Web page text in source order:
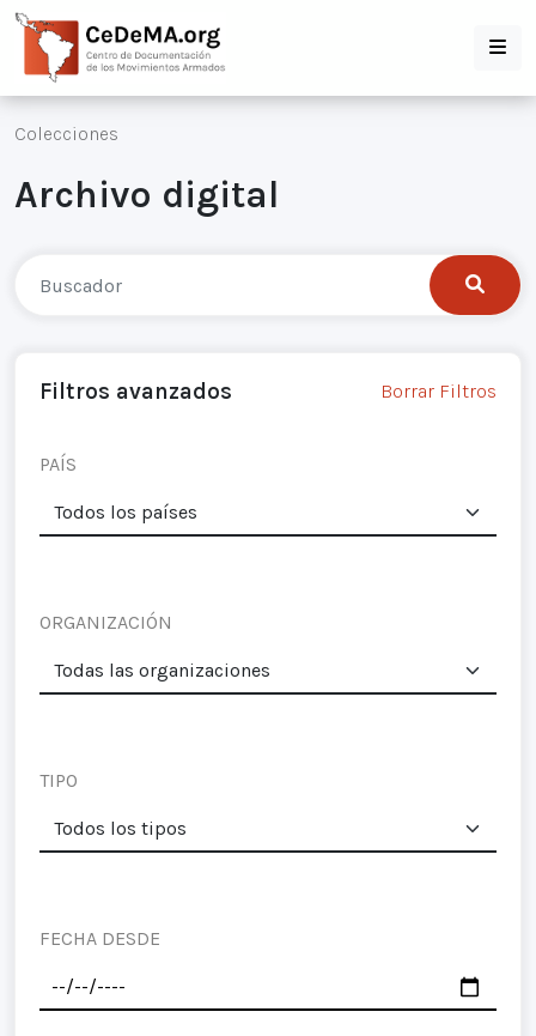
Colecciones
Archivo digital
Filtros avanzados Borrar Filtros
PAÍS
ORGANIZACIÓN
TIPO
FECHA DESDE